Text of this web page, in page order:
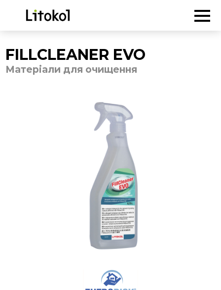
ГОЛОВНА -Продукція
FILLCLEANER EVO
Матеріали для очищення